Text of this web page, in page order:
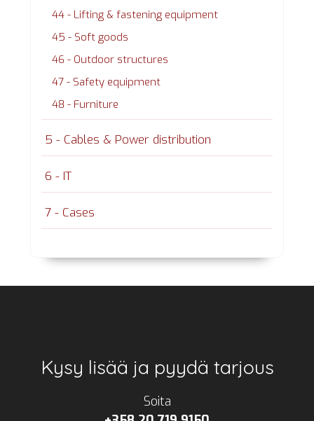
44 - Lifting & fastening equipment
45 - Soft goods
46 - Outdoor structures
47 - Safety equipment
48 - Furniture
5 - Cables & Power distribution
6 - IT
7 - Cases
Footer
Kysy lisää ja pyydä tarjous
Soita